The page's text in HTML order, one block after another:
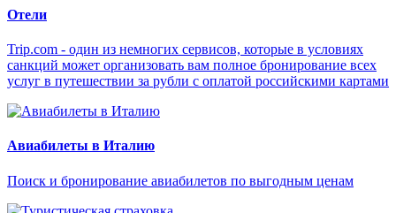
Отели
Trip.com - один из немногих сервисов, которые в условиях
санкций может организовать вам полное бронирование всех
услуг в путешествии за рубли с оплатой российскими картами
Авиабилеты в Италию
Поиск и бронирование авиабилетов по выгодным ценам